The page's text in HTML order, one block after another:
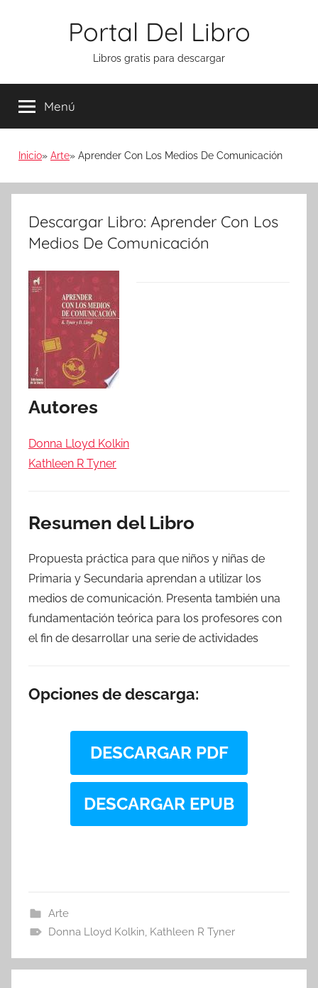
Portal Del Libro
Libros gratis para descargar
Menú
Inicio Arte Aprender Con Los Medios De Comunicación
Descargar Libro: Aprender Con Los
Medios De Comunicación
Autores
Donna Lloyd Kolkin
Kathleen R Tyner
Resumen del Libro
Propuesta práctica para que niños y niñas de
Primaria y Secundaria aprendan a utilizar los
medios de comunicación. Presenta también una
fundamentación teórica para los profesores con
el fin de desarrollar una serie de actividades
Opciones de descarga:
DESCARGAR PDF
DESCARGAR EPUB
Arte
Donna Lloyd Kolkin Kathleen R Tyner